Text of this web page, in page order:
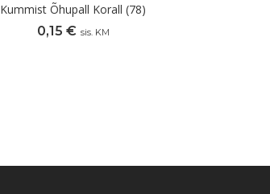
Kummist Õhupall Korall (78)
0,15 € sis. KM